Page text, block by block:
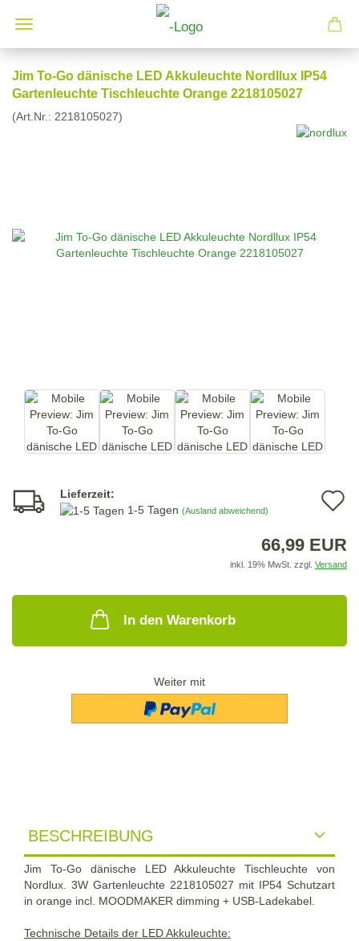
Jim To-Go dänische LED Akkuleuchte Nordllux IP54
Gartenleuchte Tischleuchte Orange 2218105027
(Art.Nr.: 2218105027)
Lieferzeit:
1-5 Tagen (Ausland abweichend)
66,99 EUR
inkl. 19% MwSt. zzgl. Versand
In den Warenkorb
Weiter mit
BESCHREIBUNG
Jim To-Go dänische LED Akkuleuchte Tischleuchte von
Nordlux. 3W Gartenleuchte 2218105027 mit IP54 Schutzart
in orange incl. MOODMAKER dimming + USB-Ladekabel.
Technische Details der LED Akkuleuchte: